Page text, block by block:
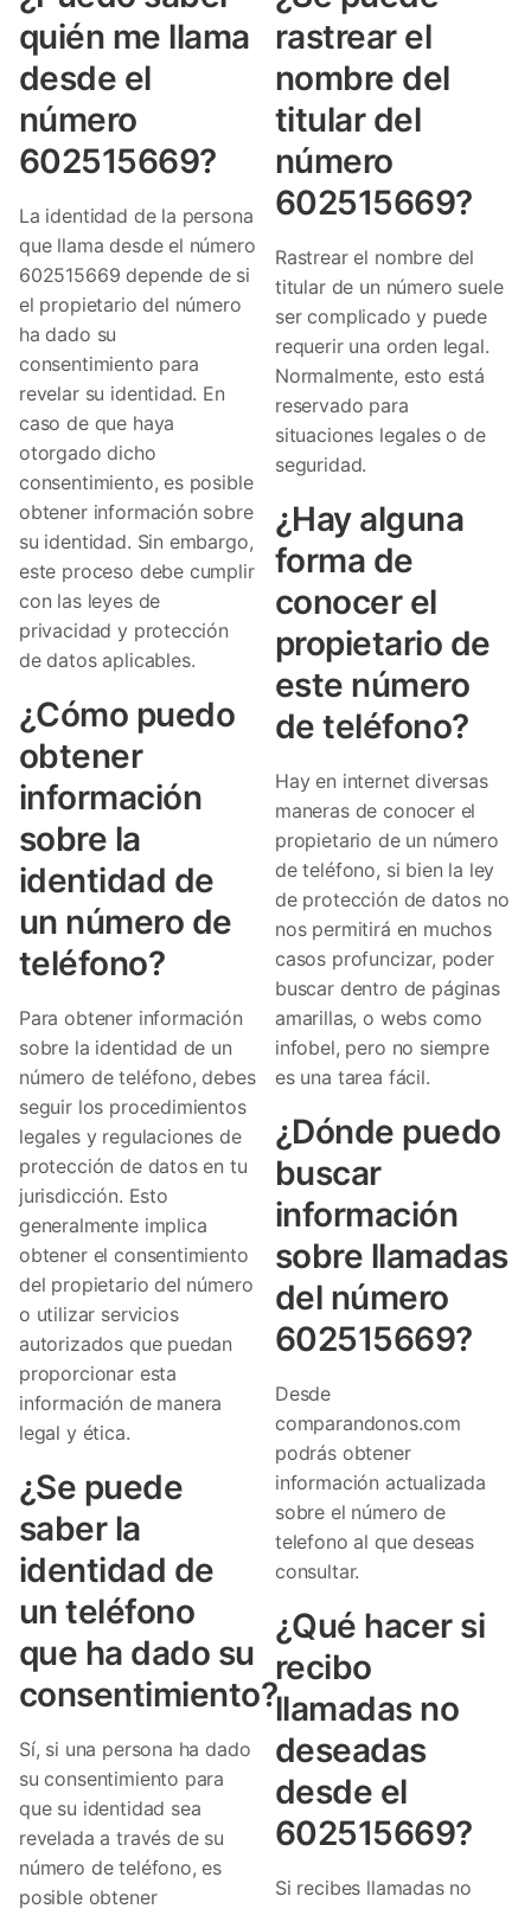
quién me llama
desde el
número
602515669?
La identidad de la persona
que llama desde el número
602515669 depende de si
el propietario del número
ha dado su
consentimiento para
revelar su identidad. En
caso de que haya
otorgado dicho
consentimiento, es posible
obtener información sobre
su identidad. Sin embargo,
este proceso debe cumplir
con las leyes de
privacidad y protección
de datos aplicables.
¿Cómo puedo
obtener
información
sobre la
identidad de
un número de
teléfono?
Para obtener información
sobre la identidad de un
número de teléfono, debes
seguir los procedimientos
legales y regulaciones de
protección de datos en tu
jurisdicción. Esto
generalmente implica
obtener el consentimiento
del propietario del número
o utilizar servicios
autorizados que puedan
proporcionar esta
información de manera
legal y ética.
¿Se puede
saber la
identidad de
un teléfono
que ha dado su
consentimiento?
Sí, si una persona ha dado
su consentimiento para
que su identidad sea
revelada a través de su
número de teléfono, es
posible obtener
rastrear el
nombre del
titular del
número
602515669?
Rastrear el nombre del
titular de un número suele
ser complicado y puede
requerir una orden legal.
Normalmente, esto está
reservado para
situaciones legales o de
seguridad.
¿Hay alguna
forma de
conocer el
propietario de
este número
de teléfono?
Hay en internet diversas
maneras de conocer el
propietario de un número
de teléfono, si bien la ley
de protección de datos no
nos permitirá en muchos
casos profuncizar, poder
buscar dentro de páginas
amarillas, o webs como
infobel, pero no siempre
es una tarea fácil.
¿Dónde puedo
buscar
información
sobre llamadas
del número
602515669?
Desde
comparandonos.com
podrás obtener
información actualizada
sobre el número de
telefono al que deseas
consultar.
¿Qué hacer si
recibo
llamadas no
deseadas
desde el
602515669?
Si recibes llamadas no